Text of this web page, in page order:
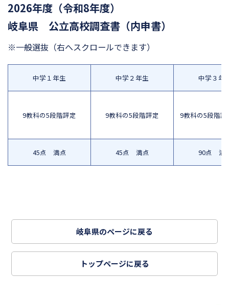
2026年度（令和8年度）
岐阜県 公立高校調査書（内申書）
※一般選抜 （右へスクロールできます）
中学１年生
9教科の5段階評定
45点 満点
中学２年生
9教科の5段階評定
45点 満点
中学３年
9教科の5段階評
90点 満
岐阜県のページに戻る
トップページに戻る